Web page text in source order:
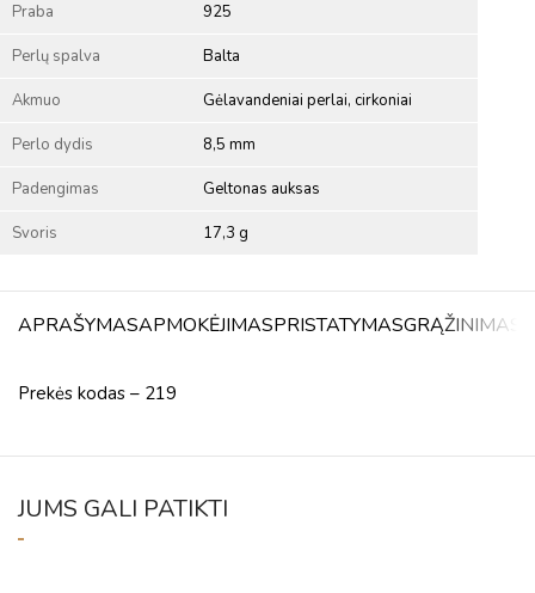
Praba 925
Perlų spalva Balta
Akmuo Gėlavandeniai perlai, cirkoniai
Perlo dydis 8,5 mm
Padengimas Geltonas auksas
Svoris 17,3 g
APRAŠYMASAPMOKĖJIMASPRISTATYMASGRĄŽINIMAS
Prekės kodas – 219
JUMS GALI PATIKTI